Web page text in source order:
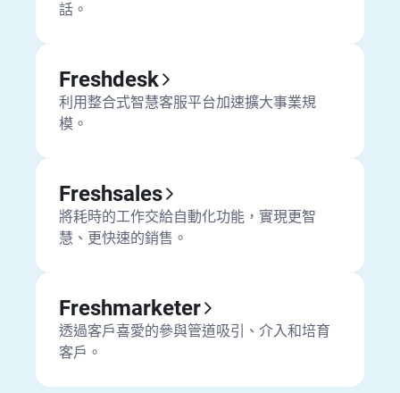
話。
Freshdesk
利用整合式智慧客服平台加速擴大事業規
模。
Freshsales
將耗時的工作交給自動化功能，實現更智
慧、更快速的銷售。
Freshmarketer
透過客戶喜愛的參與管道吸引、介入和培育
客戶。